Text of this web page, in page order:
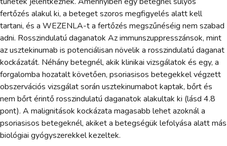
fertőzés alakul ki, a beteget szoros megfigyelés alatt kell
tartani, és a WEZENLA-t a fertőzés megszűnéséig nem szabad
adni. Rosszindulatú daganatok Az immunszuppresszánsok, mint
az usztekinumab is potenciálisan növelik a rosszindulatú daganat
kockázatát. Néhány betegnél, akik klinikai vizsgálatok és egy, a
forgalomba hozatalt követően, psoriasisos betegekkel végzett
obszervációs vizsgálat során usztekinumabot kaptak, bőrt és
nem bőrt érintő rosszindulatú daganatok alakultak ki (lásd 4.8
pont). A malignitások kockázata magasabb lehet azoknál a
psoriasisos betegeknél, akiket a betegségük lefolyása alatt más
biológiai gyógyszerekkel kezeltek.